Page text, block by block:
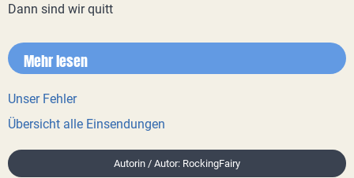
Dann sind wir quitt
Mehr lesen
Unser Fehler
Übersicht alle Einsendungen
Autorin / Autor: RockingFairy